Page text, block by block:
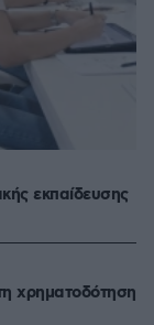
εκπαίδευσης
χρηματοδότηση